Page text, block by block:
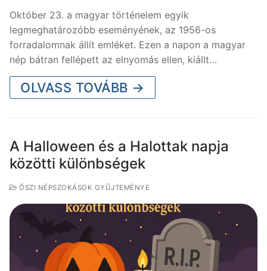
Október 23. a magyar történelem egyik
legmeghatározóbb eseményének, az 1956-os
forradalomnak állít emléket. Ezen a napon a magyar
nép bátran fellépett az elnyomás ellen, kiállt…
OLVASS TOVÁBB →
A Halloween és a Halottak napja
közötti különbségek
ŐSZI NÉPSZOKÁSOK GYŰJTEMÉNYE